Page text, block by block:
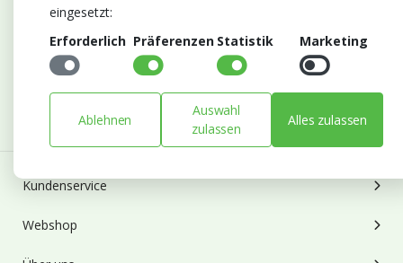
Bleiben Sie auf dem Laufenden mit Neuigkeiten und
Entwicklungen von Blumengroßhandel Heyl
Kundenservice
Webshop
eingesetzt:
Erforderlich Präferenzen Statistik Marketing
Ablehnen
Auswahl
zulassen
Alles zulassen